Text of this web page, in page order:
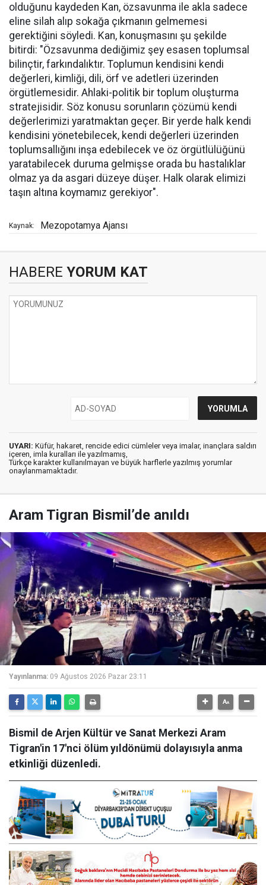
olduğunu kaydeden Kan, özsavunma ile akla sadece
eline silah alıp sokağa çıkmanın gelmemesi
gerektiğini söyledi. Kan, konuşmasını şu şekilde
bitirdi: "Özsavunma dediğimiz şey esasen toplumsal
bilinçtir, farkındalıktır. Toplumun kendisini kendi
değerleri, kimliği, dili, örf ve adetleri üzerinden
örgütlemesidir. Ahlaki-politik bir toplum oluşturma
stratejisidir. Söz konusu sorunların çözümü kendi
değerlerimizi yaratmaktan geçer. Bir yerde halk kendi
kendisini yönetebilecek, kendi değerleri üzerinden
toplumsallığını inşa edebilecek ve öz örgütlülüğünü
yaratabilecek duruma gelmişse orada bu hastalıklar
olmaz ya da asgari düzeye düşer. Halk olarak elimizi
taşın altına koymamız gerekiyor".
Kaynak: Mezopotamya Ajansı
HABERE YORUM KAT
UYARI: Küfür, hakaret, rencide edici cümleler veya imalar, inançlara saldırı
içeren, imla kuralları ile yazılmamış,
Türkçe karakter kullanılmayan ve büyük harflerle yazılmış yorumlar
onaylanmamaktadır.
Aram Tigran Bismil’de anıldı
Yayınlanma: 09 Ağustos 2026 Pazar 23:11
Bismil de Arjen Kültür ve Sanat Merkezi Aram
Tigran'in 17'nci ölüm yıldönümü dolayısıyla anma
etkinliği düzenledi.